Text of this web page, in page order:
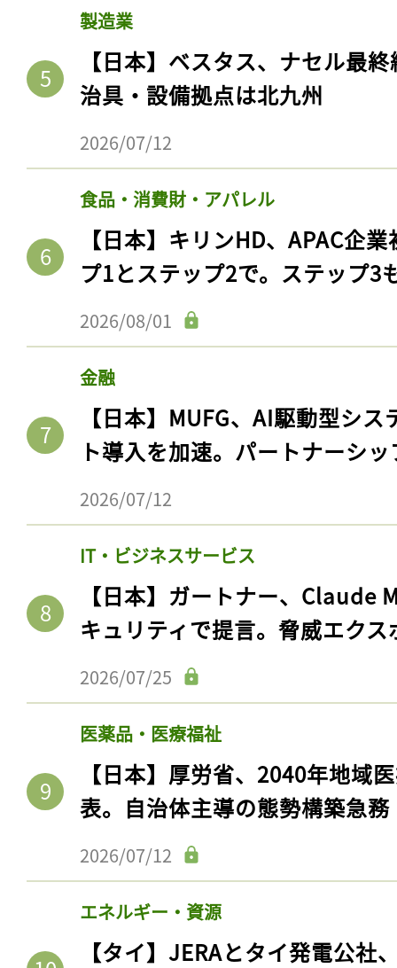
製造業
【日本】ベスタス、ナセル最
治具・設備拠点は北九州
2026/07/12
食品・消費財・アパレル
【日本】キリンHD、APAC企
プ1とステップ2で。ステップ3
2026/08/01
金融
【日本】MUFG、AI駆動型シ
ト導入を加速。パートナーシ
2026/07/12
IT・ビジネスサービス
【日本】ガートナー、Claude
キュリティで提言。脅威エク
2026/07/25
医薬品・医療福祉
【日本】厚労省、2040年地域
表。自治体主導の態勢構築急務
2026/07/12
エネルギー・資源
【タイ】JERAとタイ発電公社